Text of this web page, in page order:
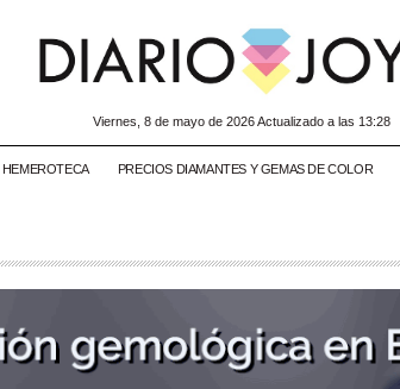
viernes, 8 de mayo de 2026 Actualizado a las 13:28
HEMEROTECA PRECIOS DIAMANTES Y GEMAS DE COLOR